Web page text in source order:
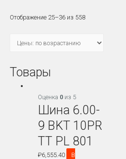
Отображение 25–36 из 558
Товары
Оценка 0 из 5
Шина 6.00-
9 BKT 10PR
TT PL 801
₽6,555.40
В